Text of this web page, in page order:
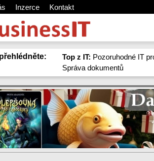
Inzerce Kontakt
Top z IT: Pozoruhodné IT
Správa dokumentů